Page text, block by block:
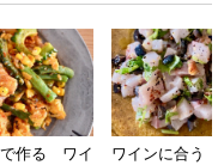
で作る ワイ
ワインに合う